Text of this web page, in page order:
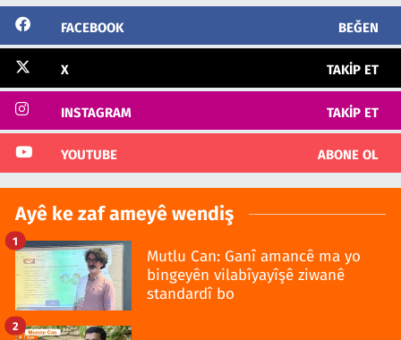
FACEBOOK BEĞEN
X TAKIP ET
INSTAGRAM TAKIP ET
YOUTUBE ABONE OL
Ayê ke zaf ameyê wendiş
Mutlu Can: Ganî amancê ma yo
bingeyên vilabîyayîşê ziwanê
standardî bo
1
2